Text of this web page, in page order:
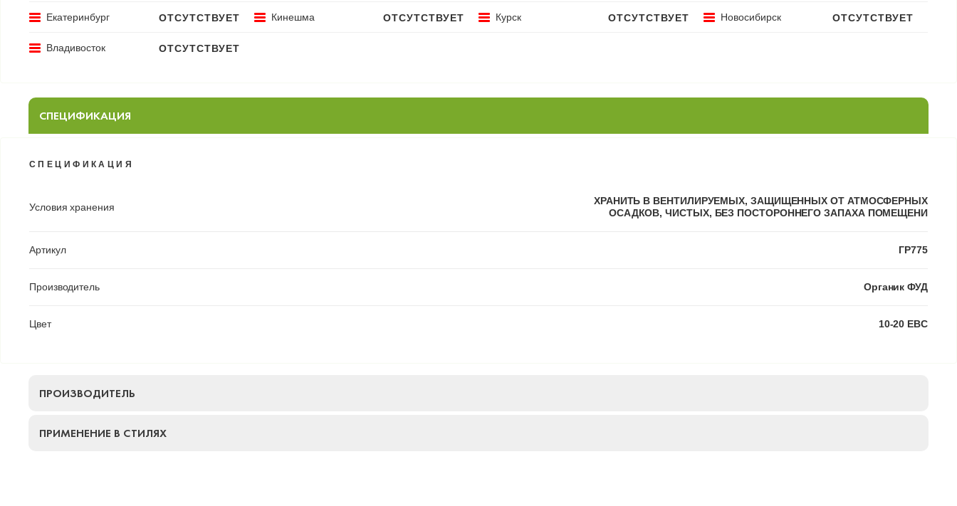
Екатеринбург ОТСУТСТВУЕТ Кинешма ОТСУТСТВУЕТ Курск ОТСУТСТВУЕТ Новосибирск ОТСУТСТВУЕТ
Владивосток ОТСУТСТВУЕТ
СПЕЦИФИКАЦИЯ
СПЕЦИФИКАЦИЯ
Условия хранения
ХРАНИТЬ В ВЕНТИЛИРУЕМЫХ, ЗАЩИЩЕННЫХ ОТ АТМОСФЕРНЫХ
ОСАДКОВ, ЧИСТЫХ, БЕЗ ПОСТОРОННЕГО ЗАПАХА ПОМЕЩЕНИ
Артикул ГР775
Производитель Органик ФУД
Цвет 10-20 EBC
ПРОИЗВОДИТЕЛЬ
ПРИМЕНЕНИЕ В СТИЛЯХ